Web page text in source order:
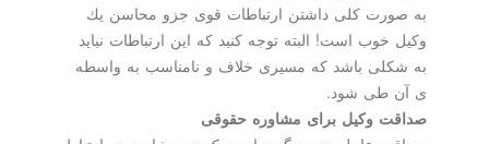
به صورت كلی داشتن ارتباطات قوی جزو محاسن یك
وكیل خوب است! البته توجه كنید كه این ارتباطات نباید
به شكلی باشد كه مسیری خلاف و نامناسب به واسطه
ی آن طی شود.
صداقت وكیل برای مشاوره حقوقی